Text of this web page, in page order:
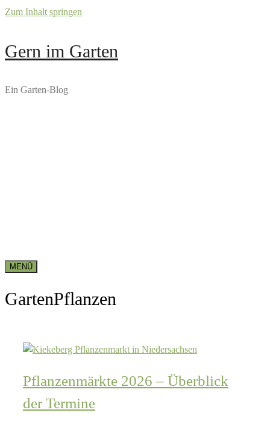
Zum Inhalt springen
Gern im Garten
Ein Garten-Blog
MENÜ
GartenPflanzen
Pflanzenmärkte 2026 – Überblick
der Termine